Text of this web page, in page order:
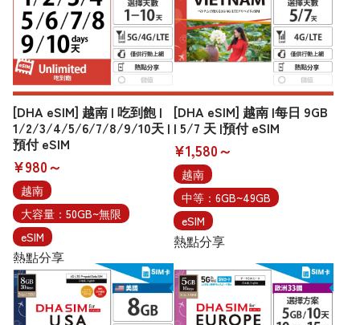
[DHA eSIM] 越南 | 吃到飽 |
1/2/3/4/5/6/7/8/9/10天 |
預付 eSIM
¥980～
越南
大容量：50GB~無限
eSIM
熱點分享
[DHA eSIM] 越南 |每日 9GB
| 5/7 天 |預付 eSIM
¥1,580～
越南
中等：6GB~49GB
eSIM
熱點分享